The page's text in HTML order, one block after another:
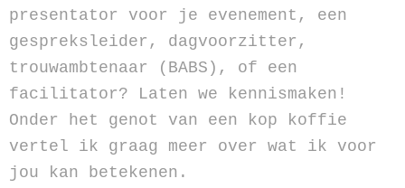
presentator voor je evenement, een
gespreksleider, dagvoorzitter,
trouwambtenaar (BABS), of een
facilitator? Laten we kennismaken!
Onder het genot van een kop koffie
vertel ik graag meer over wat ik voor
jou kan betekenen.